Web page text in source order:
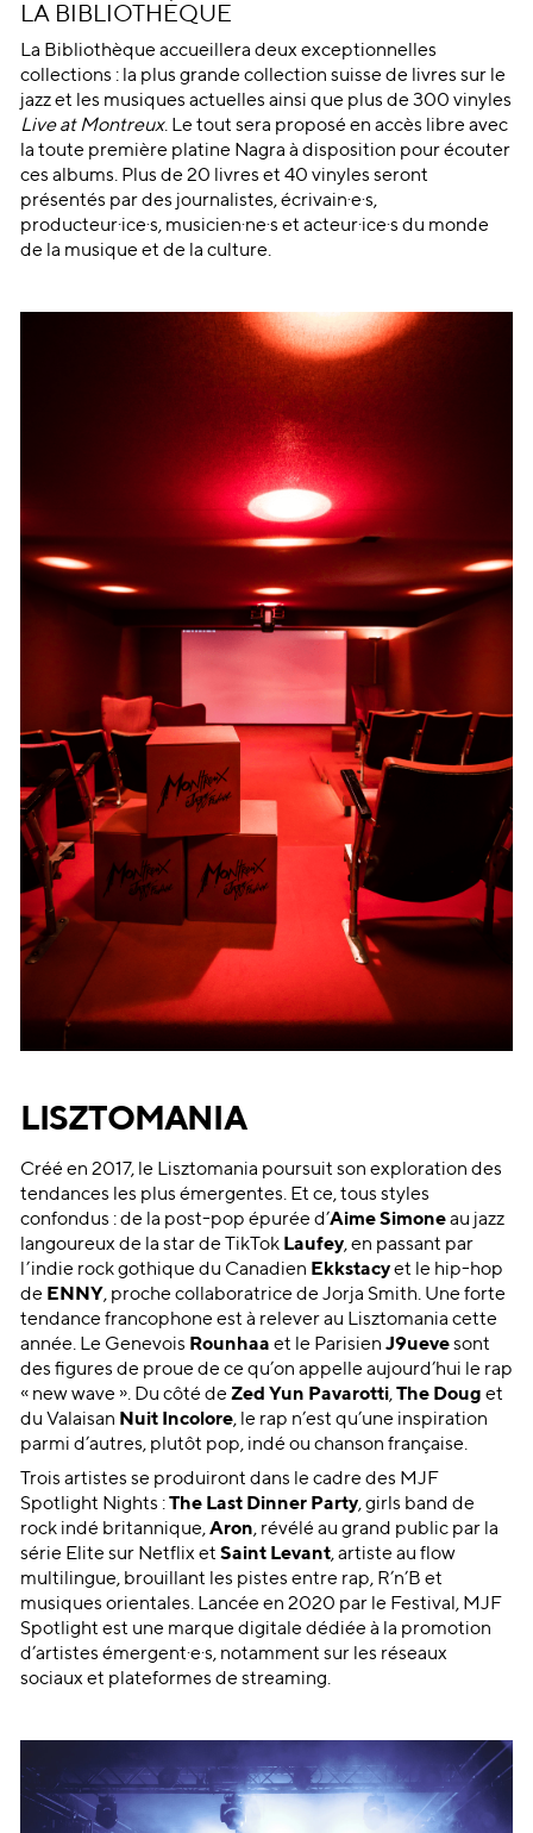
LA BIBLIOTHÈQUE
La Bibliothèque accueillera deux exceptionnelles
collections : la plus grande collection suisse de livres sur le
jazz et les musiques actuelles ainsi que plus de 300 vinyles
Live at Montreux. Le tout sera proposé en accès libre avec
la toute première platine Nagra à disposition pour écouter
ces albums. Plus de 20 livres et 40 vinyles seront
présentés par des journalistes, écrivain·e·s,
producteur·ice·s, musicien·ne·s et acteur·ice·s du monde
de la musique et de la culture.
LISZTOMANIA
Créé en 2017, le Lisztomania poursuit son exploration des
tendances les plus émergentes. Et ce, tous styles
confondus : de la post-pop épurée d’Aime Simoneau jazz
langoureux de la star de TikTok Laufey, en passant par
l’indie rock gothique du Canadien Ekkstacyet le hip-hop
de ENNY, proche collaboratrice de Jorja Smith. Une forte
tendance francophone est à relever au Lisztomania cette
année. Le Genevois Rounhaa et le Parisien J9uevesont
des figures de proue de ce qu’on appelle aujourd’hui le rap
« new wave ». Du côté de Zed Yun Pavarotti,The Doug et
du Valaisan Nuit Incolore, le rap n’est qu’une inspiration
parmi d’autres, plutôt pop, indé ou chanson française.
Trois artistes se produiront dans le cadre des MJF
Spotlight Nights :The Last Dinner Party, girls band de
rock indé britannique,Aron, révélé au grand public par la
série Elite sur Netflix et Saint Levant, artiste au flow
multilingue, brouillant les pistes entre rap, R’n’B et
musiques orientales. Lancée en 2020 par le Festival, MJF
Spotlight est une marque digitale dédiée à la promotion
d’artistes émergent·e·s, notamment sur les réseaux
sociaux et plateformes de streaming.